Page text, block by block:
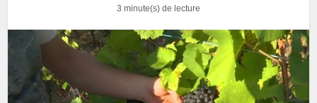
3 minute(s) de lecture